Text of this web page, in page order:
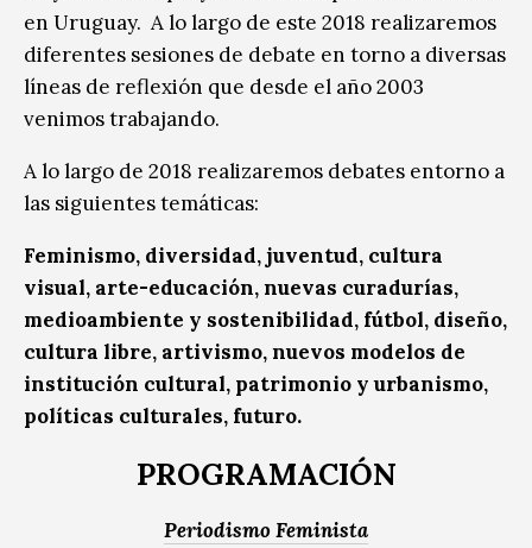
en Uruguay. A lo largo de este 2018 realizaremos
diferentes sesiones de debate en torno a diversas
líneas de reflexión que desde el año 2003
venimos trabajando.
A lo largo de 2018 realizaremos debates entorno a
las siguientes temáticas:
Feminismo, diversidad, juventud, cultura
visual, arte-educación, nuevas curadurías,
medioambiente y sostenibilidad, fútbol, diseño,
cultura libre, artivismo, nuevos modelos de
institución cultural, patrimonio y urbanismo,
políticas culturales, futuro.
PROGRAMACIÓN
Periodismo Feminista